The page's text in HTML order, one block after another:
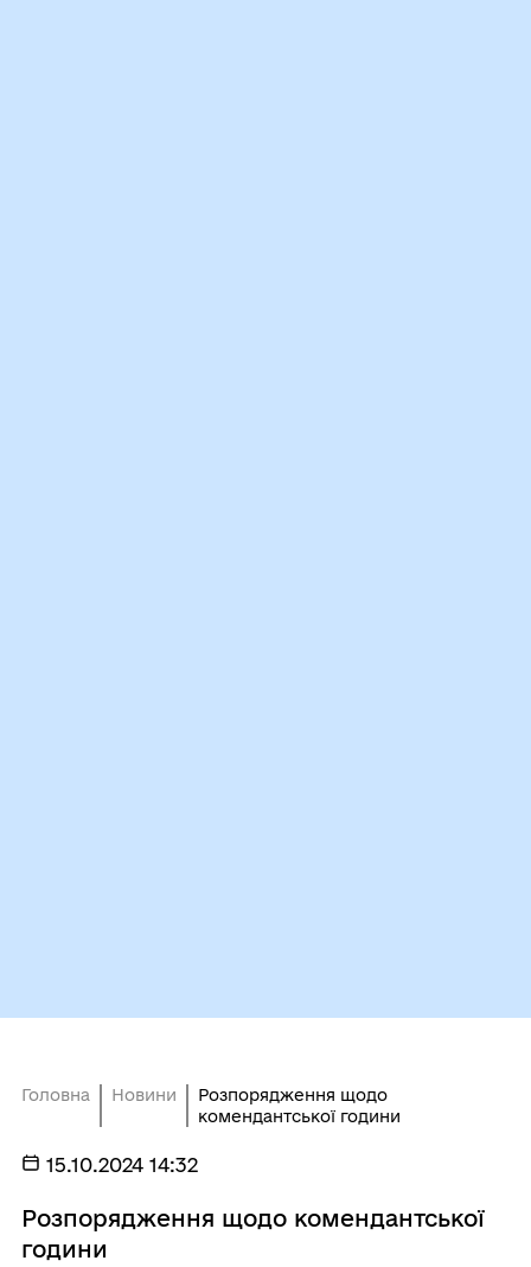
Головна Новини
Розпорядження щодо
комендантської години
15.10.2024 14:32
Розпорядження щодо комендантської
години